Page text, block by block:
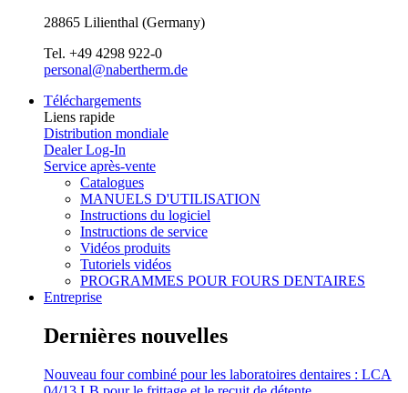
28865 Lilienthal (Germany)
Tel. +49 4298 922-0
personal@nabertherm.de
Téléchargements
Liens rapide
Distribution mondiale
Dealer Log-In
Service après-vente
Catalogues
MANUELS D'UTILISATION
Instructions du logiciel
Instructions de service
Vidéos produits
Tutoriels vidéos
PROGRAMMES POUR FOURS DENTAIRES
Entreprise
Dernières nouvelles
Nouveau four combiné pour les laboratoires dentaires : LCA